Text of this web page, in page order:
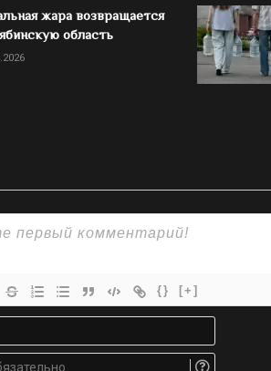
жара возвращается
область
{} [+]
Имя*
Email.